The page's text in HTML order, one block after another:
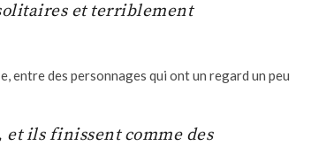
et terriblement
entre des personnages qui ont un regard un peu
et ils finissent comme des